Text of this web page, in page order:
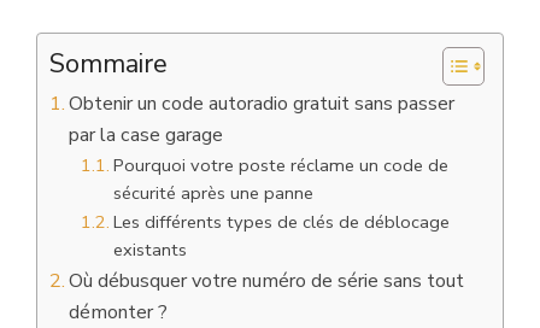
Sommaire
Obtenir un code autoradio gratuit sans passer
par la case garage
Pourquoi votre poste réclame un code de
sécurité après une panne
Les différents types de clés de déblocage
existants
Où débusquer votre numéro de série sans tout
démonter ?